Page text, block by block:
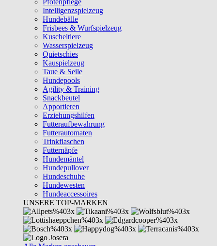
Pfotenpflege
Intelligenzspielzeug
Hundebälle
Frisbees & Wurfspielzeug
Kuscheltiere
Wasserspielzeug
Quietschies
Kauspielzeug
Taue & Seile
Hundepools
Agility & Training
Snackbeutel
Apportieren
Erziehungshilfen
Futteraufbewahrung
Futterautomaten
Trinkflaschen
Futternäpfe
Hundemäntel
Hundepullover
Hundeschuhe
Hundewesten
Hundeaccessoires
UNSERE TOP-MARKEN